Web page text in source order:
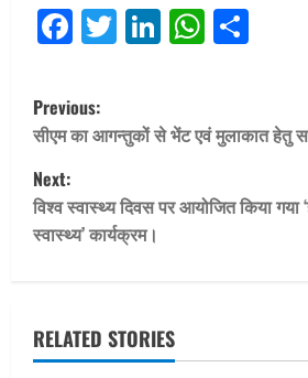
Facebook
Twitter
LinkedIn
P
o
s
t
a
Previous:
सीएम का आगन्तुकों से भेंट एवं मुलाकात हेतु
Next:
विश्व स्वास्थ्य दिवस पर आयोजित किया गया
स्वास्थ्य’ कार्यक्रम।
RELATED STORIES